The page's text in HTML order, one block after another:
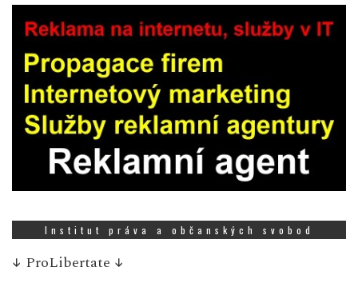
Institut práva a občanských svobod
↓ ProLibertate ↓